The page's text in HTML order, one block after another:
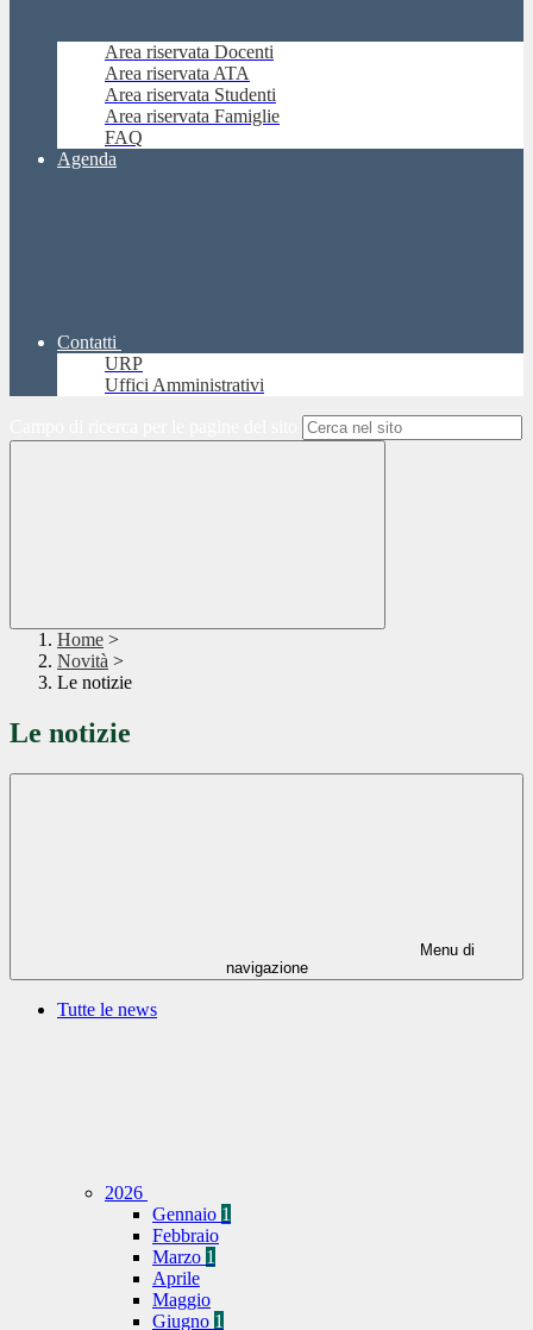
Area riservata Docenti
Area riservata ATA
Area riservata Studenti
Area riservata Famiglie
FAQ
Agenda
Contatti
URP
Uffici Amministrativi
Home >
Novità >
Le notizie
Le notizie
Menu di
navigazione
Tutte le news
2026
Gennaio 1
Febbraio
Marzo 1
Aprile
Maggio
Giugno 1